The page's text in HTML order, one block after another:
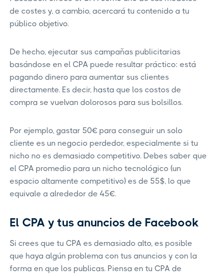
de costes y, a cambio, acercará tu contenido a tu
público objetivo.
De hecho, ejecutar sus campañas publicitarias
basándose en el CPA puede resultar práctico: está
pagando dinero para aumentar sus clientes
directamente. Es decir, hasta que los costos de
compra se vuelvan dolorosos para sus bolsillos.
Por ejemplo, gastar 50€ para conseguir un solo
cliente es un negocio perdedor, especialmente si tu
nicho no es demasiado competitivo. Debes saber que
el CPA promedio para un nicho tecnológico (un
espacio altamente competitivo) es de 55$, lo que
equivale a alrededor de 45€.
El CPA y tus anuncios de Facebook
Si crees que tu CPA es demasiado alto, es posible
que haya algún problema con tus anuncios y con la
forma en que los publicas. Piensa en tu CPA de